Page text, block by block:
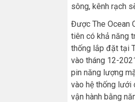
sông, kênh rạch
Được The Ocean
tiên có khả năng
thống lắp đặt tại
vào tháng 12-
pin năng lượng
vào hệ thống lưới
vận hành bằng